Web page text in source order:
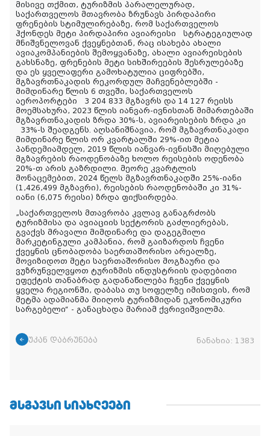
მისივე თქმით, ტურიზმის პარალელურად,
საქართველოს მთავრობა ზრუნავს პირდაპირი
ფრენების სტიმულირებაზე, რომ საქართველოს
ჰქონდეს მეტი პირდაპირი ავიარეისი სტრატეგიულად
მნიშვნელოვან ქვეყნებთან, რაც ისახება ახალი
ავიაკომპანიების შემოყვანაზე, ახალი ავიარეისების
გახსნაზე, ფრენების მეტი სიხშირეების შესრულებაზე
და ეს ყველაფერი გამოხატულია ციფრებში,
მგზავრთნაკადის რეკორდულ მაჩვენებლებში -
მიმდინარე წლის 6 თვეში, საქართველოს
აეროპორტები 3 204 833 მგზავრს და 14 127 რეისს
მოემსახურა, 2023 წლის იანვარ-ივნისთან მიმართებაში
მგზავრთნაკადის ზრდა 30%-ს, ავიარეისების ზრდა კი
33%-ს შეადგენს. აღსანიშნავია, რომ მგზავრთნაკადი
მიმდინარე წლის ორ კვარტალში 29%-ით მეტია
პანდემიამდელ, 2019 წლის იანვარ-ივნისში მიღებული
მგზავრების რაოდენობაზე ხოლო რეისების ოდენობა
20%-თ არის გაზრდილი. მეორე კვარტლის
მონაცემებით, 2024 წელს მგზავრთნაკადში 25%-იანი
(1,426,499 მგზავრი), რეისების რაოდენობაში კი 31%-
იანი (6,075 რეისი) ზრდა ფიქსირდება.
„საქართველოს მთავრობა კვლავ განაგრძობს
ტურიზმისა და ავიაციის სექტორის გაძლიერებას,
გვაქვს მრავალი მიმდინარე და დაგეგმილი
მარკეტინგული კამპანია, რომ გაიზარდოს ჩვენი
ქვეყნის ცნობადობა საერთაშორისო არეალზე,
მოვიზიდოთ მეტი საერთაშორისო მოგზაური და
ვუზრუნველვყოთ ტურიზმის ინდუსტრიის დადებითი
ეფექტის თანაბრად გადანაწილება ჩვენი ქვეყნის
ყველა რეგიონში, დაბასა თუ სოფელზე იმისთვის, რომ
მეტმა ადამიანმა მიიღოს ტურიზმიდან ეკონომიკური
სარგებელი“ - განაცხადა მარიამ ქვრივიშვილმა.
უკან დაბრუნება ნანახია: 1383
ᲛᲡᲒᲐᲕᲡᲘ ᲡᲘᲐᲮᲚᲔᲔᲑᲘ